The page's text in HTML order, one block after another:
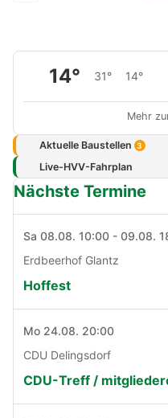
14° 31° 14°
Mehr
Aktuelle Baustellen 3
Live-HVV-Fahrplan
Nächste Termine
Sa 08.08. 10:00 - 09.08.
Erdbeerhof Glantz
Hoffest
Mo 24.08. 20:00
CDU Delingsdorf
CDU-Treff /